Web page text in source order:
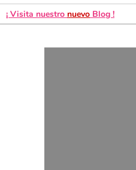
¡ Visita nuestro nuevo Blog !